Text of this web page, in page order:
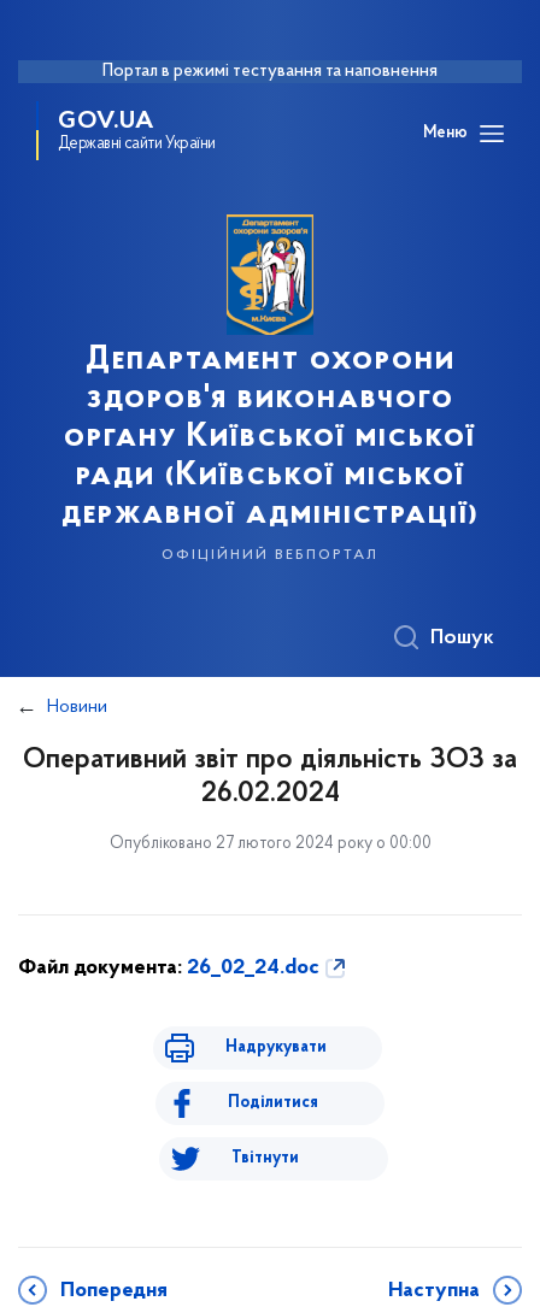
Портал в режимі тестування та наповнення
GOV.UA
Державні сайти України
Меню
Департамент охорони
здоров'я виконавчого
органу Київської міської
ради (Київської міської
державної адміністрації)
офіційний вебпортал
Пошук
Новини
Оперативний звіт про діяльність ЗОЗ за
26.02.2024
Опубліковано 27 лютого 2024 року о 00:00
Файл документа: 26_02_24.doc
Надрукувати
Поділитися
Твітнути
Попередня Наступна